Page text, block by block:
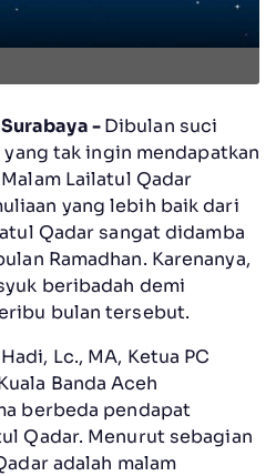
-Dibulan suci
yang tak ingin mendapatkan
Lailatul Qadar
yang lebih baik dari
Qadar sangat didamba
Ramadhan. Karenanya,
beribadah demi
bulan tersebut.
Lc., MA, Ketua PC
Banda Aceh
berbeda pendapat
Qadar. Menurut sebagian
adalah malam